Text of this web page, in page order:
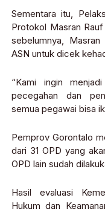
Sementara itu,
Protokol Masran
sebelumnya,
ASN untuk dicek
“Kami ingin
pecegahan dan
semua pegawai bisa
Pemprov Gorontalo
dari 31 OPD yang
OPD lain sudah
Hasil evaluasi
Hukum dan